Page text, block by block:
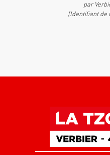
par
(Identifiant de